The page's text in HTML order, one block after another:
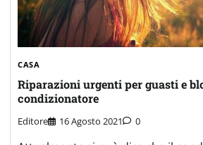
CASA
Riparazioni urgenti per guasti e
condizionatore
Editore 16 Agosto 2021 0